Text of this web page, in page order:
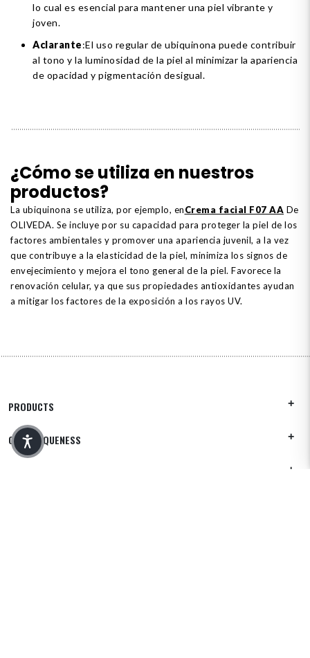
lo cual es esencial para mantener una piel vibrante y
joven.
Aclarante:El uso regular de ubiquinona puede contribuir
al tono y la luminosidad de la piel al minimizar la apariencia
de opacidad y pigmentación desigual.
¿Cómo se utiliza en nuestros
productos?
La ubiquinona se utiliza, por ejemplo, enCrema facial F07 AA De
OLIVEDA. Se incluye por su capacidad para proteger la piel de los
factores ambientales y promover una apariencia juvenil, a la vez
que contribuye a la elasticidad de la piel, minimiza los signos de
envejecimiento y mejora el tono general de la piel. Favorece la
renovación celular, ya que sus propiedades antioxidantes ayudan
a mitigar los factores de la exposición a los rayos UV.
PRODUCTS
OUR UNIQUENESS